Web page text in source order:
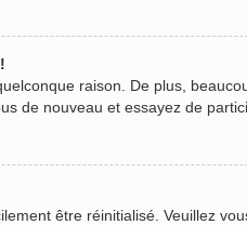
raison. De plus,
de nouveau et essayez de
être réinitialisé. Veuillez